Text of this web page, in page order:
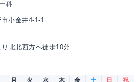
科
小金井4-1-1
北北西方へ徒歩10分
月 火 水 木 金 土 日
祝